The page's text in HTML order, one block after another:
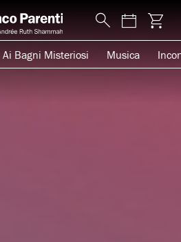
Ai Bagni Misteriosi Musica